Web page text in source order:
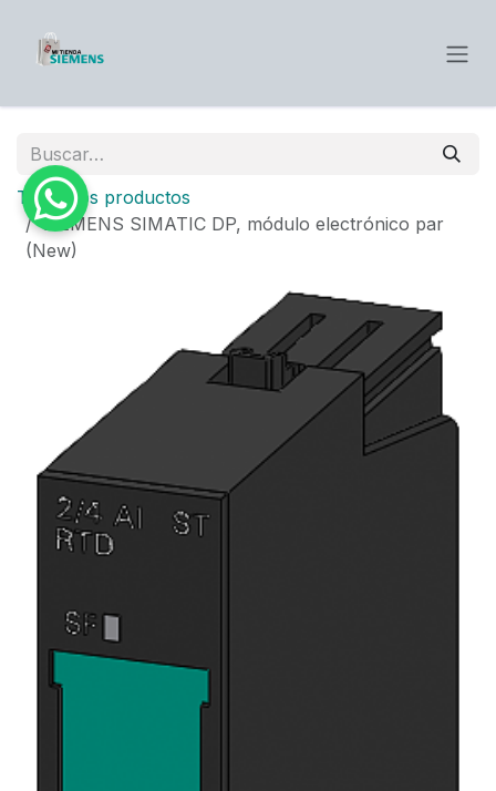
Todos los productos
SIEMENS SIMATIC DP, módulo electrónico par
(New)